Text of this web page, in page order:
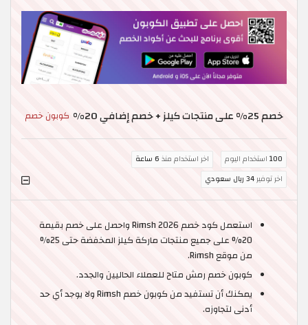
خصم 25% على منتجات كيلز + خصم إضافي 20% كوبون خصم
100 استخدام اليوم اخر استخدام منذ 6 ساعة
اخر توفير34 ريال سعودي
استعمل كود خصم Rimsh 2026 واحصل على خصم بقيمة
20% على جميع منتجات ماركة كيلز المخفضة حتى 25%
من موقع Rimsh.
كوبون خصم رمش متاح للعملاء الحاليين والجدد.
يمكنك أن تستفيد من كوبون خصم Rimsh ولا يوجد أي حد
أدنى لتجاوزه.